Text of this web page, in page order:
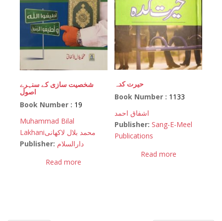
شخصیت سازی کے سنہرے
اصول
Book Number : 19
Muhammad Bilal
Lakhaniمحمد بلال لاکھانی
Publisher: دارالسلام
Read more
حیرت کدہ
Book Number : 1133
اشفاق احمد
Publisher: Sang-E-Meel
Publications
Read more